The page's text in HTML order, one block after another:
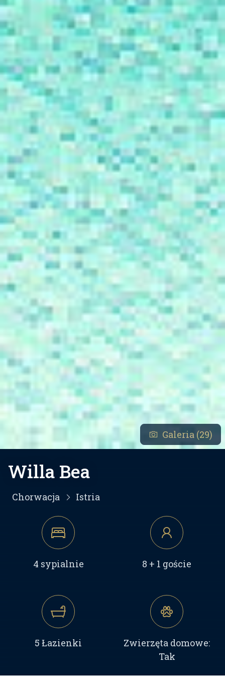
Galeria (29)
Willa Bea
Chorwacja Istria
4 sypialnie 8 + 1 goście
5 Łazienki
Zwierzęta domowe:
Tak